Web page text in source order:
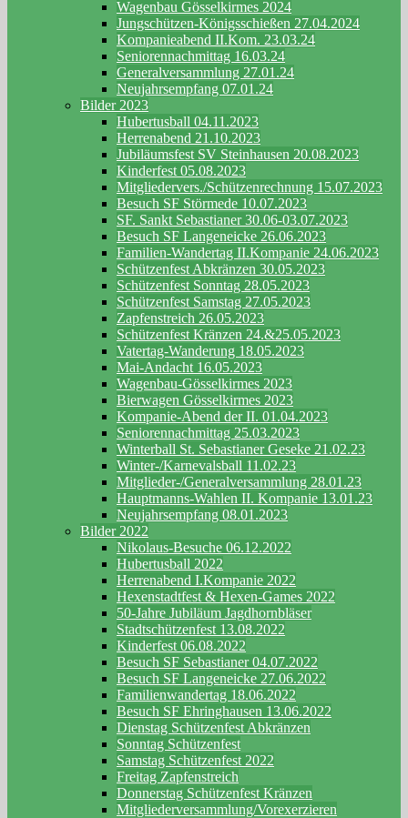
Wagenbau Gösselkirmes 2024
Jungschützen-Königsschießen 27.04.2024
Kompanieabend II.Kom. 23.03.24
Seniorennachmittag 16.03.24
Generalversammlung 27.01.24
Neujahrsempfang 07.01.24
Bilder 2023
Hubertusball 04.11.2023
Herrenabend 21.10.2023
Jubiläumsfest SV Steinhausen 20.08.2023
Kinderfest 05.08.2023
Mitgliedervers./Schützenrechnung 15.07.2023
Besuch SF Störmede 10.07.2023
SF. Sankt Sebastianer 30.06-03.07.2023
Besuch SF Langeneicke 26.06.2023
Familien-Wandertag II.Kompanie 24.06.2023
Schützenfest Abkränzen 30.05.2023
Schützenfest Sonntag 28.05.2023
Schützenfest Samstag 27.05.2023
Zapfenstreich 26.05.2023
Schützenfest Kränzen 24.&25.05.2023
Vatertag-Wanderung 18.05.2023
Mai-Andacht 16.05.2023
Wagenbau-Gösselkirmes 2023
Bierwagen Gösselkirmes 2023
Kompanie-Abend der II. 01.04.2023
Seniorennachmittag 25.03.2023
Winterball St. Sebastianer Geseke 21.02.23
Winter-/Karnevalsball 11.02.23
Mitglieder-/Generalversammlung 28.01.23
Hauptmanns-Wahlen II. Kompanie 13.01.23
Neujahrsempfang 08.01.2023
Bilder 2022
Nikolaus-Besuche 06.12.2022
Hubertusball 2022
Herrenabend I.Kompanie 2022
Hexenstadtfest & Hexen-Games 2022
50-Jahre Jubiläum Jagdhornbläser
Stadtschützenfest 13.08.2022
Kinderfest 06.08.2022
Besuch SF Sebastianer 04.07.2022
Besuch SF Langeneicke 27.06.2022
Familienwandertag 18.06.2022
Besuch SF Ehringhausen 13.06.2022
Dienstag Schützenfest Abkränzen
Sonntag Schützenfest
Samstag Schützenfest 2022
Freitag Zapfenstreich
Donnerstag Schützenfest Kränzen
Mitgliederversammlung/Vorexerzieren